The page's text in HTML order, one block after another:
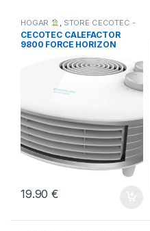
HOGAR , STORE CECOTEC -
DISTRIBUIDOR OFICIAL
,
TODOS
CECOTEC CALEFACTOR
9800 FORCE HORIZON
19.90€